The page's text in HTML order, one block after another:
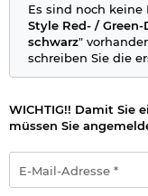
Technische Details:
Farbe: schwarz
Länge: ca. 140
Breite: ca. 57
Gewicht: ca. 248
Material:
Hersteller:
Bitte beachten Sie das
Es sind noch
Style Red- /
schwarz"
schreiben Sie die
WICHTIG!! Damit Sie
müssen Sie
Mail-
Adresse